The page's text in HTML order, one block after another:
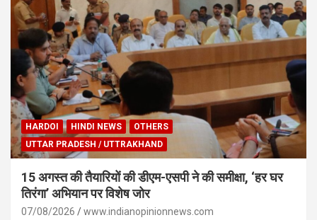
HARDOI HINDI NEWS
OTHERS
UTTAR PRADESH / UTTRAKHAND
15 अगस्त की तैयारियों की डीएम-एसपी ने की समीक्षा, ‘हर घर
तिरंगा’ अभियान पर विशेष जोर
07/08/2026 www.indianopinionnews.com